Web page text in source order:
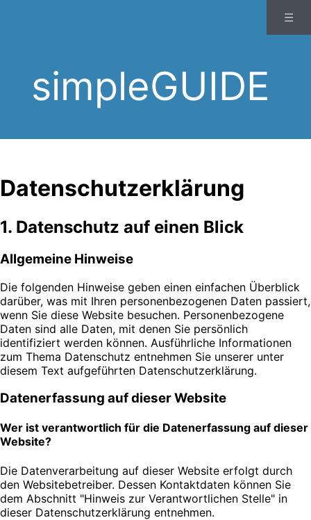
simpleGUIDE
☰
Datenschutzerklärung
1. Datenschutz auf einen Blick
Allgemeine Hinweise
Die folgenden Hinweise geben einen einfachen Überblick
darüber, was mit Ihren personenbezogenen Daten passiert,
wenn Sie diese Website besuchen. Personenbezogene
Daten sind alle Daten, mit denen Sie persönlich
identifiziert werden können. Ausführliche Informationen
zum Thema Datenschutz entnehmen Sie unserer unter
diesem Text aufgeführten Datenschutzerklärung.
Datenerfassung auf dieser Website
Wer ist verantwortlich für die Datenerfassung auf dieser
Website?
Die Datenverarbeitung auf dieser Website erfolgt durch
den Websitebetreiber. Dessen Kontaktdaten können Sie
dem Abschnitt "Hinweis zur Verantwortlichen Stelle" in
dieser Datenschutzerklärung entnehmen.